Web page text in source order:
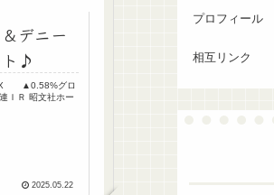
デニー
ト♪
▲0.58%グロ
Ｒ 昭文社ホー
2025.05.22
プロフィール
相互リンク